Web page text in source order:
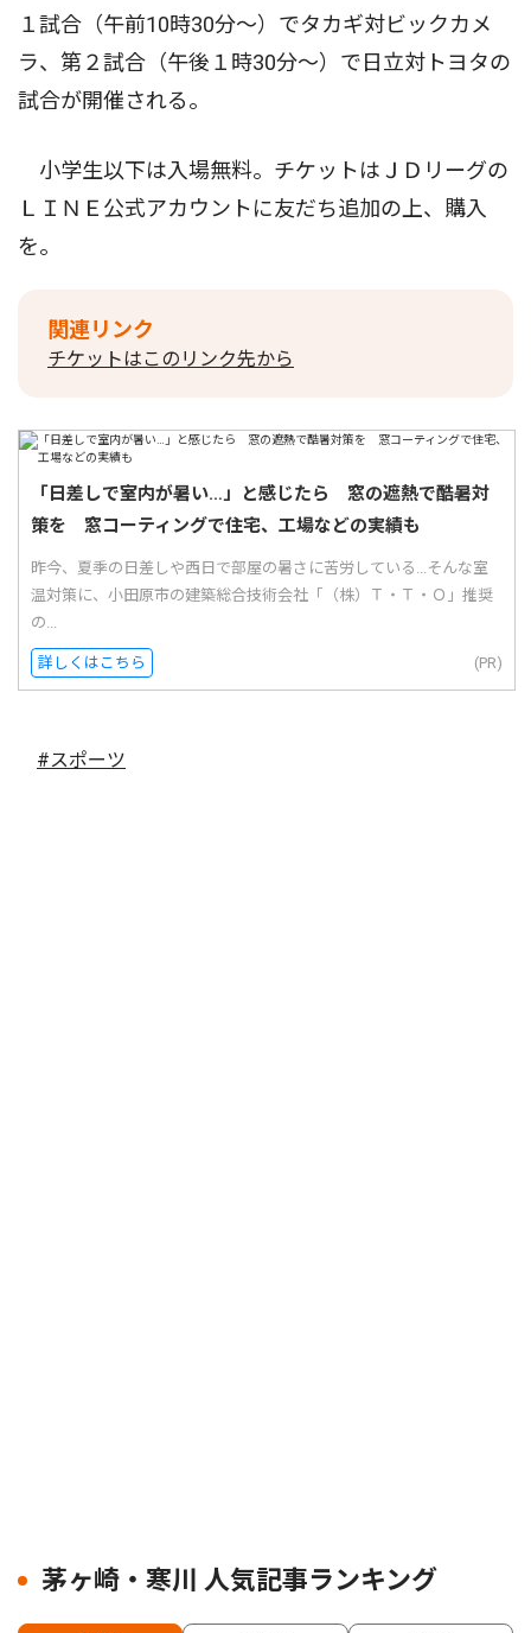
１試合（午前10時30分〜）でタカギ対ビックカメ
ラ、第２試合（午後１時30分〜）で日立対トヨタの
試合が開催される。
小学生以下は入場無料。チケットはＪＤリーグの
ＬＩＮＥ公式アカウントに友だち追加の上、購入
を。
関連リンク
チケットはこのリンク先から
「日差しで室内が暑い…」と感じたら 窓の遮熱で酷暑対
策を 窓コーティングで住宅、工場などの実績も
昨今、夏季の日差しや西日で部屋の暑さに苦労している...そんな室
温対策に、小田原市の建築総合技術会社「（株）Ｔ・Ｔ・Ｏ」推奨
の...
詳しくはこちら (PR)
#スポーツ
茅ヶ崎・寒川 人気記事ランキング